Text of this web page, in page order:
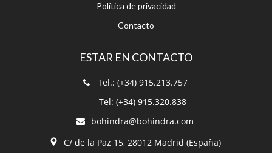
Política de privacidad
Contacto
ESTAR EN CONTACTO
Tel.: (+34) 915.213.757
Tel: (+34) 915.320.838
bohindra@bohindra.com
C/ de la Paz 15, 28012 Madrid (España)